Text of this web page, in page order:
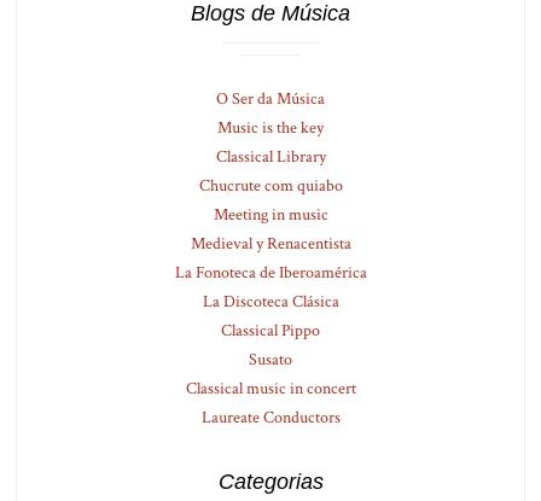
Blogs de Música
O Ser da Música
Music is the key
Classical Library
Chucrute com quiabo
Meeting in music
Medieval y Renacentista
La Fonoteca de Iberoamérica
La Discoteca Clásica
Classical Pippo
Susato
Classical music in concert
Laureate Conductors
Categorias